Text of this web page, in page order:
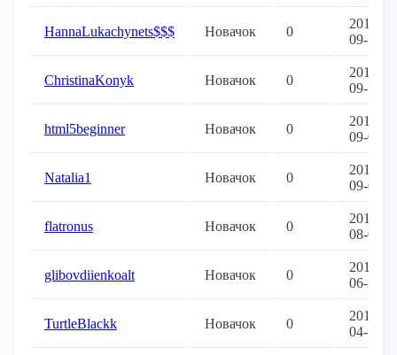
HannaLukachynets$$$ Новачок 0
2019-
09-17
ChristinaKonyk Новачок 0
2019-
09-16
html5beginner Новачок 0
2019-
09-04
Natalia1 Новачок 0
2019-
09-04
flatronus Новачок 0
2019-
08-05
glibovdiienkoalt Новачок 0
2019-
06-20
TurtleBlackk Новачок 0
2019-
04-13